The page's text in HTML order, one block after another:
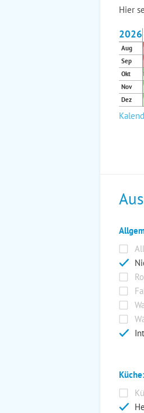
Hier
2026
Aug
Sep
Okt
Nov
Dez
Küche: